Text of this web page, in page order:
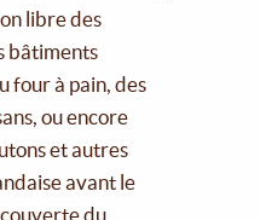
libre des
bâtiments
four à pain, des
ou encore
et autres
avant le
du